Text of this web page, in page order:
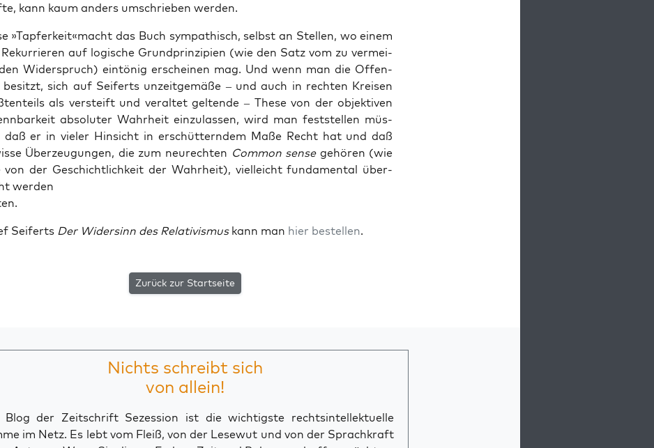
kann kaum anders umschrie­ben werden.
»Tapferkeit«macht das Buch sym­pa­thisch, selbst an Stel­len, wo einem
auf logi­sche Grund­prin­zi­pi­en (wie den Satz vom zu ver­mei­
Wider­spruch) ein­tö­nig erschei­nen mag. Und wenn man die Offen­
besitzt, sich auf Sei­ferts unzeit­ge­mä­ße – und auch in rech­ten Krei­sen
als ver­steift und ver­al­tet gel­ten­de – The­se von der objek­ti­ven
abso­lu­ter Wahr­heit ein­zu­las­sen, wird man fest­stel­len müs­
daß er in vie­ler Hin­sicht in erschüt­tern­dem Maße Recht hat und daß
Über­zeu­gun­gen, die zum neu­rech­ten Com­mon sen­se gehö­ren (wie
von der Geschicht­lich­keit der Wahr­heit), viel­leicht fun­da­men­tal über­
werden
Sei­ferts Der Wider­sinn des Rela­ti­vis­mus kann man hier bestel­len.
Zurück zur Startseite
Nichts schreibt sich
von allein!
Blog der Zeitschrift Sezession ist die wichtigste rechtsintellektuelle
im Netz. Es lebt vom Fleiß, von der Lesewut und von der Sprachkraft